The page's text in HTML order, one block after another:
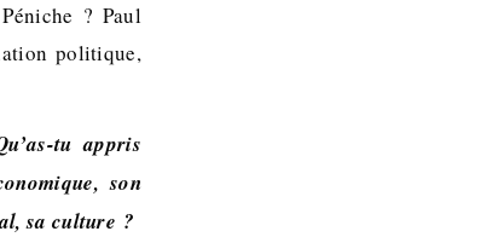
? Paul
politique,
tu appris
son
sa culture ?